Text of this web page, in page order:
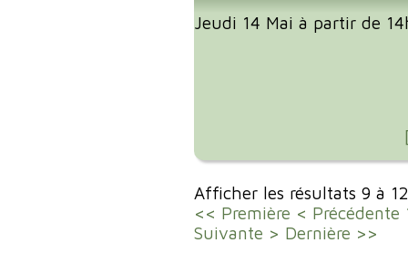
Jeudi 14 Mai à partir de
Afficher les résultats 9 à
<< Première < Précédente
Suivante > Dernière >>